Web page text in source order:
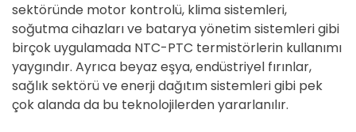
sektöründe motor kontrolü, klima sistemleri,
soğutma cihazları ve batarya yönetim sistemleri gibi
birçok uygulamada NTC-PTC termistörlerin kullanımı
yaygındır. Ayrıca beyaz eşya, endüstriyel fırınlar,
sağlık sektörü ve enerji dağıtım sistemleri gibi pek
çok alanda da bu teknolojilerden yararlanılır.